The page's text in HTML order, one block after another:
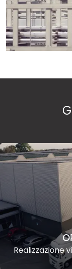
Realizzazione